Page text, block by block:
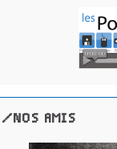
/NOS AMIS